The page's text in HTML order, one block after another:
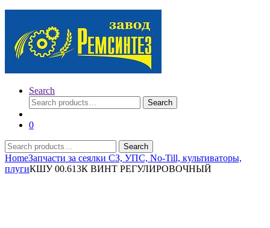
Search
Search
for:
Search
0
Search
for:
Search
HomeЗапчасти за сеялки СЗ, УПС, No-Till, культиваторы,
плугиКШУ 00.613К ВИНТ РЕГУЛИРОВОЧНЫЙ